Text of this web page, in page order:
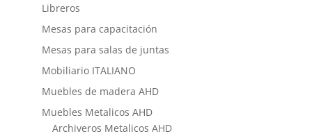
Libreros
Mesas para capacitación
Mesas para salas de juntas
Mobiliario ITALIANO
Muebles de madera AHD
Muebles Metalicos AHD
Archiveros Metalicos AHD